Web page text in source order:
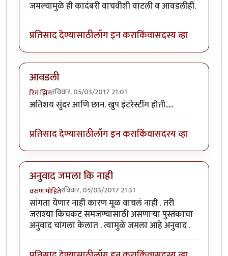
जमल्यामुळे ही कादंबरी वाचवीशी वाटली व आवडलीही.
प्रतिसाद देण्यासाठीलॉग इन कराकिंवासदस्य व्हा
आवडली
रिम झिमरविवार, 05/03/2017 21:01
अतिशय सुंदर आणि छान. खुप इंटरेस्टींग होती.....
प्रतिसाद देण्यासाठीलॉग इन कराकिंवासदस्य व्हा
अनुवाद जमला कि नाही
वरुण मोहितेरविवार, 05/03/2017 21:31
सांगता येणार नाही कारण मूळ वाचलं नाही . तरी
जराश्या किचकट समजण्यासाठी असणाऱ्या पुस्तकाचा
अनुवाद चांगला केलात . त्यामुळे जमला आहे अनुवाद .